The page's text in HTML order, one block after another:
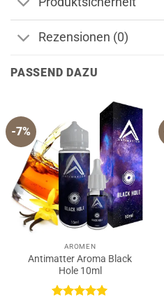
Rezensionen (0)
PASSEND DAZU
-7%
AROMEN
Antimatter Aroma Black
Hole 10ml